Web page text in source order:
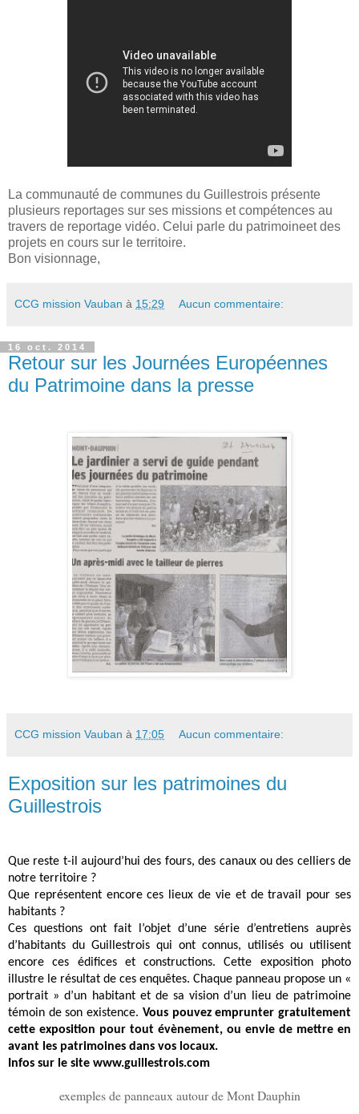
La communauté de communes du Guillestrois présente
plusieurs reportages sur ses missions et compétences au
travers de reportage vidéo. Celui parle du patrimoineet des
projets en cours sur le territoire.
Bon visionnage,
CCG mission Vauban à 15:29 Aucun commentaire:
16 oct. 2014
Retour sur les Journées Européennes
du Patrimoine dans la presse
CCG mission Vauban à 17:05 Aucun commentaire:
Exposition sur les patrimoines du
Guillestrois
Que reste t-il aujourd’hui des fours, des canaux ou des celliers de
notre territoire ?
Que représentent encore ces lieux de vie et de travail pour ses
habitants ?
Ces questions ont fait l’objet d’une série d’entretiens auprès
d’habitants du Guillestrois qui ont connus, utilisés ou utilisent
encore ces édifices et constructions. Cette exposition photo
illustre le résultat de ces enquêtes. Chaque panneau propose un «
portrait » d’un habitant et de sa vision d’un lieu de patrimoine
témoin de son existence. Vous pouvez emprunter gratuitement
cette exposition pour tout évènement, ou envie de mettre en
avant les patrimoines dans vos locaux.
Infos sur le site www.guillestrois.com
exemples de panneaux autour de Mont Dauphin